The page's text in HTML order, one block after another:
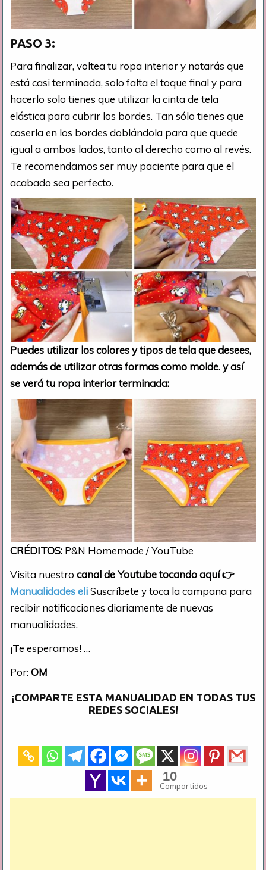
PASO 3:
Para finalizar, voltea tu ropa interior y notarás que
está casi terminada, solo falta el toque final y para
hacerlo solo tienes que utilizar la cinta de tela
elástica para cubrir los bordes. Tan sólo tienes que
coserla en los bordes doblándola para que quede
igual a ambos lados, tanto al derecho como al revés.
Te recomendamos ser muy paciente para que el
acabado sea perfecto.
Puedes utilizar los colores y tipos de tela que desees,
además de utilizar otras formas como molde. y así
se verá tu ropa interior terminada:
CRÉDITOS: P&N Homemade / YouTube
Visita nuestrocanal de Youtube tocando aquí👉
Manualidades eliSuscríbete y toca la campana para
recibir notificaciones diariamente de nuevas
manualidades.
¡Te esperamos! …
Por:OM
¡COMPARTE ESTA MANUALIDAD EN TODAS TUS
REDES SOCIALES!
10
Compartidos